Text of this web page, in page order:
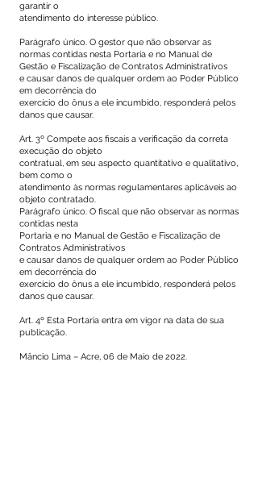
garantir o
atendimento do interesse público.
Parágrafo único. O gestor que não observar as
normas contidas nesta Portaria e no Manual de
Gestão e Fiscalização de Contratos Administrativos
e causar danos de qualquer ordem ao Poder Público
em decorrência do
exercício do ônus a ele incumbido, responderá pelos
danos que causar.
Art. 3º Compete aos fiscais a verificação da correta
execução do objeto
contratual, em seu aspecto quantitativo e qualitativo,
bem como o
atendimento às normas regulamentares aplicáveis ao
objeto contratado.
Parágrafo único. O fiscal que não observar as normas
contidas nesta
Portaria e no Manual de Gestão e Fiscalização de
Contratos Administrativos
e causar danos de qualquer ordem ao Poder Público
em decorrência do
exercício do ônus a ele incumbido, responderá pelos
danos que causar.
Art. 4º Esta Portaria entra em vigor na data de sua
publicação.
Mâncio Lima – Acre, 06 de Maio de 2022.